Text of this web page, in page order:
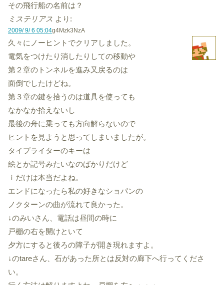
その飛行船の名前は？
ミステリアス より:
2009/ 9/ 6 05:04g4Mzk3NzA
久々にノーヒントでクリアしました。
電気をつけたり消したりしての移動や
第２章のトンネルを進み又戻るのは
面倒でしたけどね。
第３章の鍵を拾うのは道具を使っても
なかなか拾えないし
最後の舟に乗っても方向解らないので
ヒントを見ようと思ってしまいましたが。
タイプライターのキーは
絵とか記号みたいなのばかりだけど
ｉだけは本当だよね。
エンドになったら私の好きなショパンの
ノクターンの曲が流れて良かった。
↓のみいさん、電話は昼間の時に
戸棚の右を開けといて
夕方にすると後ろの障子が開き現れますよ。
↓のtareさん、石があった所とは反対の廊下へ行ってくださ
い。